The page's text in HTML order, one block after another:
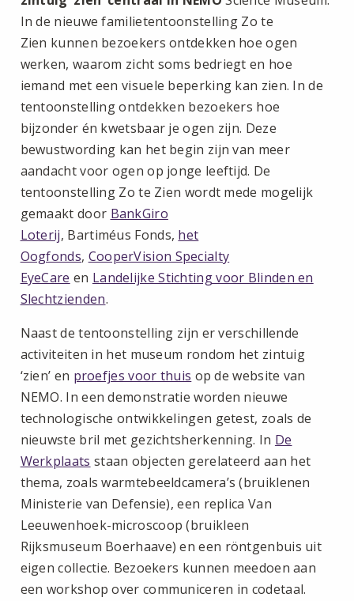
In de nieuwe familietentoonstelling Zo te
Zien kunnen bezoekers ontdekken hoe ogen
werken, waarom zicht soms bedriegt en hoe
iemand met een visuele beperking kan zien. In de
tentoonstelling ontdekken bezoekers hoe
bijzonder én kwetsbaar je ogen zijn. Deze
bewustwording kan het begin zijn van meer
aandacht voor ogen op jonge leeftijd. De
tentoonstelling Zo te Zien wordt mede mogelijk
gemaakt door BankGiro
Loterij, Bartiméus Fonds, het
Oogfonds, CooperVision Specialty
EyeCare en Landelijke Stichting voor Blinden en
Slechtzienden.
Naast de tentoonstelling zijn er verschillende
activiteiten in het museum rondom het zintuig
‘zien’ en proefjes voor thuis op de website van
NEMO. In een demonstratie worden nieuwe
technologische ontwikkelingen getest, zoals de
nieuwste bril met gezichtsherkenning. In De
Werkplaats staan objecten gerelateerd aan het
thema, zoals warmtebeeldcamera’s (bruiklenen
Ministerie van Defensie), een replica Van
Leeuwenhoek-microscoop (bruikleen
Rijksmuseum Boerhaave) en een röntgenbuis uit
eigen collectie. Bezoekers kunnen meedoen aan
een workshop over communiceren in codetaal.